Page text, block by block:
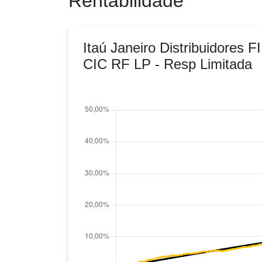
Itaú Janeiro Distribuidores
CIC RF LP - Resp Limitada